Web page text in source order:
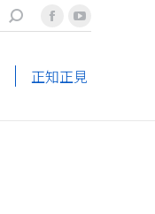
搜
索
Facebook
opens
YouTube
opens
正知正見